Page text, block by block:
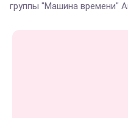
группы "Машина времени"